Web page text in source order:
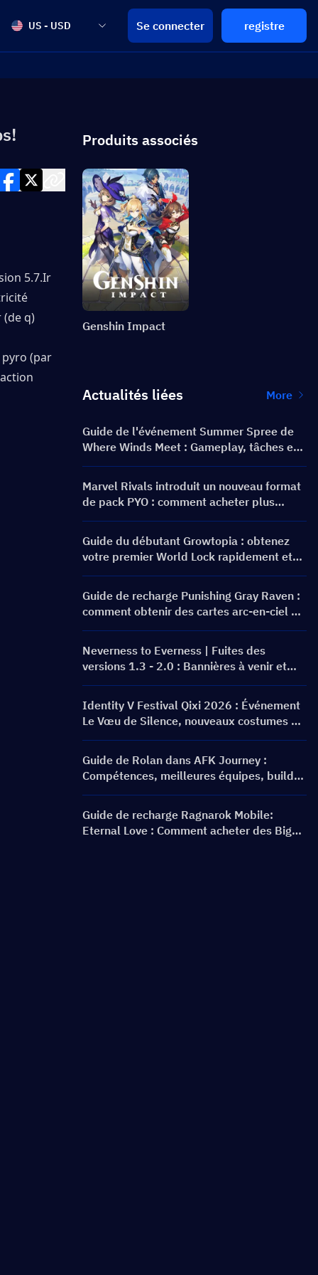
US - USD Se connecter registre
5.7.Ir
q)
(par
Produits associés
Genshin Impact
Actualités liées More
Guide de l'événement Summer Spree de
Where Winds Meet : Gameplay, tâches et
récompenses
Marvel Rivals introduit un nouveau format
de pack PYO : comment acheter plus
intelligemment lors de la mise à jour de la
boutique de la saison 9.5
Guide du débutant Growtopia : obtenez
votre premier World Lock rapidement et
en toute sécurité
Guide de recharge Punishing Gray Raven :
comment obtenir des cartes arc-en-ciel au
meilleur prix ?
Neverness to Everness | Fuites des
versions 1.3 - 2.0 : Bannières à venir et
feuille de route !
Identity V Festival Qixi 2026 : Événement
Le Vœu de Silence, nouveaux costumes de
classe S et guide des récompenses
Guide de Rolan dans AFK Journey :
Compétences, meilleures équipes, build
et faut-il l'invoquer ?
Guide de recharge Ragnarok Mobile:
Eternal Love : Comment acheter des Big